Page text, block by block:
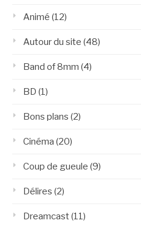
Animé (12)
Autour du site (48)
Band of 8mm (4)
BD (1)
Bons plans (2)
Cinéma (20)
Coup de gueule (9)
Délires (2)
Dreamcast(11)